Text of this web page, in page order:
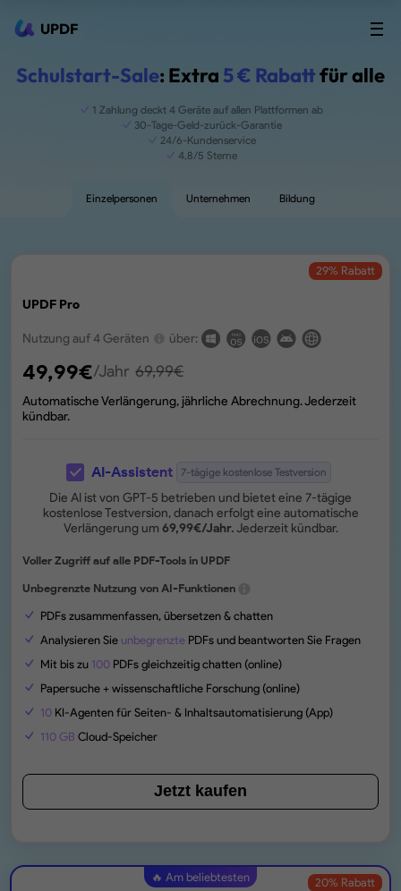
UPDF
Schulstart-Sale: Extra 5 € Rabattfür alle
1 Zahlung deckt 4 Geräte auf allen Plattformen ab
30-Tage-Geld-zurück-Garantie
24/6-Kundenservice
4,8/5 Sterne
Einzelpersonen Unternehmen Bildung
UPDF Pro
29% Rabatt
Nutzung auf 4 Geräten über:
49,99€/Jahr 69,99€
Automatische Verlängerung, jährliche Abrechnung. Jederzeit
kündbar.
AI-Assistent 7-tägige kostenlose Testversion
Die AI ist von GPT-5 betrieben und bietet eine 7-tägige
kostenlose Testversion, danach erfolgt eine automatische
Verlängerung um 69,99€/Jahr.Jederzeit kündbar.
Voller Zugriff auf alle PDF-Tools in UPDF
Unbegrenzte Nutzung von AI-Funktionen
PDFs zusammenfassen, übersetzen & chatten
Analysieren Sie unbegrenzte PDFs und beantworten Sie Fragen
Mit bis zu 100 PDFs gleichzeitig chatten (online)
Papersuche + wissenschaftliche Forschung (online)
10 KI-Agenten für Seiten- & Inhaltsautomatisierung (App)
110 GB Cloud-Speicher
Jetzt kaufen
🔥 Am beliebtesten 20% Rabatt